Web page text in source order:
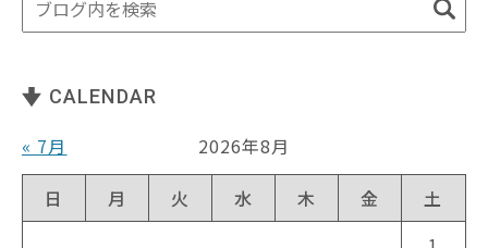
CALENDAR
« 7月
2026年8月
日
月 火 水 木 金
土